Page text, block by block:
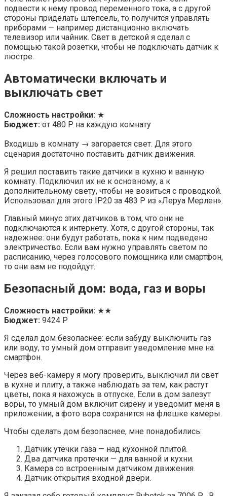
подвести к нему провод переменного тока, а с другой
стороны приделать штепсель, то получится управлять
приборами — например дистанционно включать
телевизор или чайник. Свет в детской я сделал с
помощью такой розетки, чтобы не подключать датчик к
люстре.
Автоматически включать и
выключать свет
Сложность настройки: ★
Бюджет: от 480 Р на каждую комнату
Входишь в комнату → загорается свет. Для этого
сценария достаточно поставить датчик движения.
Я решил поставить такие датчики в кухню и ванную
комнату. Подключил их не к основному, а к
дополнительному свету, чтобы не возиться с проводкой.
Использовал для этого IP20 за 483 Р из «Леруа Мерлен».
Главный минус этих датчиков в том, что они не
подключаются к интернету. Хотя, с другой стороны, так
надежнее: они будут работать, пока к ним подведено
электричество. Если вам нужно управлять светом по
расписанию, через голосового помощника или смартфон,
то они вам не подойдут.
Безопасный дом: вода, газ и воры
Сложность настройки: ★★
Бюджет: 9424 Р
Я сделал дом безопаснее: если забуду выключить газ
или воду, то умный дом отправит уведомление мне на
смартфон.
Через веб-камеру я могу проверить, выключил ли свет
в кухне и плиту, а также наблюдать за тем, как растут
цветы, пока я нахожусь в отпуске. Если в дом залезут
воры, то умный дом включит сирену и уведомит меня в
приложении, а фото вора сохранится на флешке камеры.
Чтобы сделать дом безопаснее, мне понадобились:
Датчик утечки газа — над кухонной плитой.
Два датчика протечки — для ванной и кухни.
Камера со встроенным датчиком движения.
Датчик открытия входной двери.